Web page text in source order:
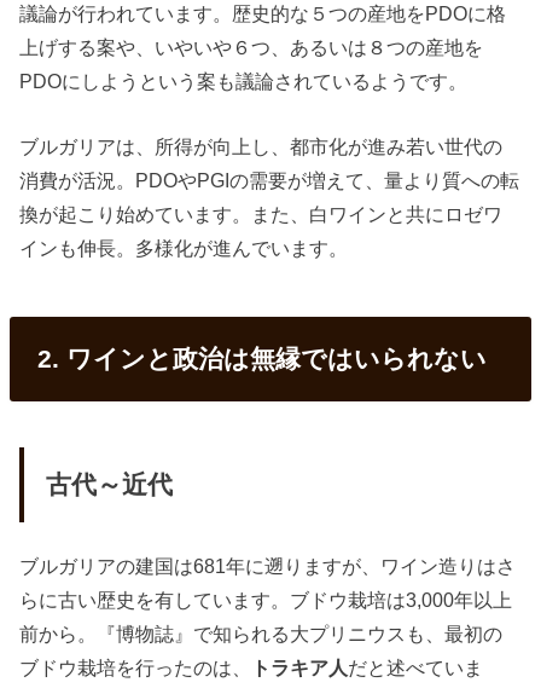
議論が行われています。歴史的な５つの産地をPDOに格
上げする案や、いやいや６つ、あるいは８つの産地を
PDOにしようという案も議論されているようです。
ブルガリアは、所得が向上し、都市化が進み若い世代の
消費が活況。PDOやPGIの需要が増えて、量より質への転
換が起こり始めています。また、白ワインと共にロゼワ
インも伸長。多様化が進んでいます。
2. ワインと政治は無縁ではいられない
古代～近代
ブルガリアの建国は681年に遡りますが、ワイン造りはさ
らに古い歴史を有しています。ブドウ栽培は3,000年以上
前から。『博物誌』で知られる大プリニウスも、最初の
ブドウ栽培を行ったのは、
トラキア人 だと述べていま